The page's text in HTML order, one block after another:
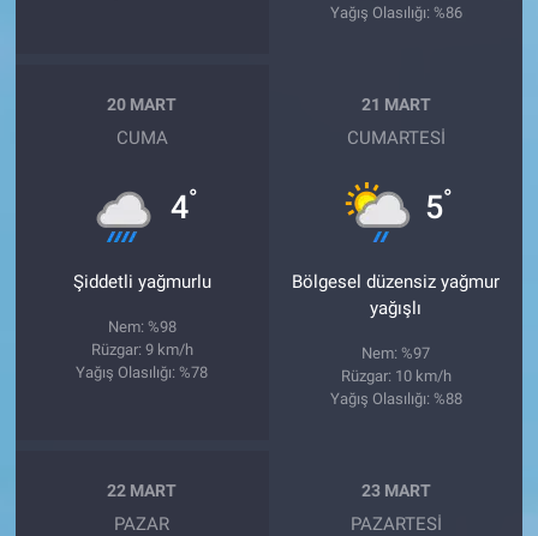
Yağış Olasılığı: %86
20 MART
CUMA
4°
Şiddetli yağmurlu
Nem: %98
Rüzgar: 9 km/h
Yağış Olasılığı: %78
21 MART
CUMARTESI
5°
Bölgesel düzensiz yağmur
yağışlı
Nem: %97
Rüzgar: 10 km/h
Yağış Olasılığı: %88
22 MART
PAZAR
23 MART
PAZARTESI